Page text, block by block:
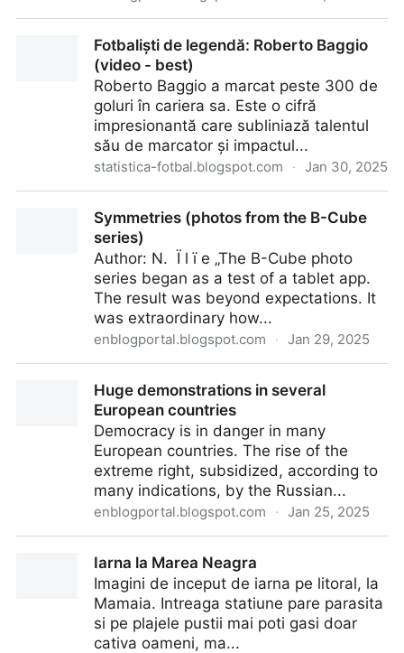
Fotbaliști de legendă: Roberto Baggio
(video - best)
Roberto Baggio a marcat peste 300 de
goluri în cariera sa. Este o cifră
impresionantă care subliniază talentul
său de marcator și impactul...
statistica-fotbal.blogspot.com · Jan 30, 2025
Symmetries (photos from the B-Cube
series)
Author: N. Ï l ï e „The B-Cube photo
series began as a test of a tablet app.
The result was beyond expectations. It
was extraordinary how...
enblogportal.blogspot.com · Jan 29, 2025
Huge demonstrations in several
European countries
Democracy is in danger in many
European countries. The rise of the
extreme right, subsidized, according to
many indications, by the Russian...
enblogportal.blogspot.com · Jan 25, 2025
Iarna la Marea Neagra
Imagini de inceput de iarna pe litoral, la
Mamaia. Intreaga statiune pare parasita
si pe plajele pustii mai poti gasi doar
cativa oameni, ma...